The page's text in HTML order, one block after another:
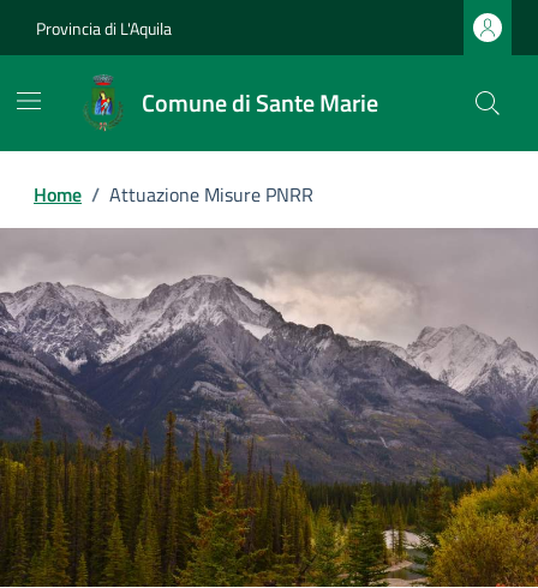
Provincia di L'Aquila
Comune di Sante Marie
Home / Attuazione Misure PNRR